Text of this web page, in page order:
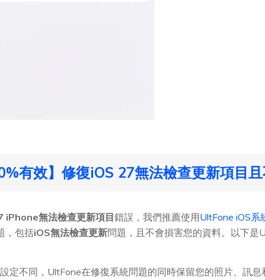
有效】修復iOS 27無法檢查更新項目
iPhone無法檢查更新項目錯誤，我們推薦使用UltFone iOS系
，包括iOS無法檢查更新問題，且不會損害您的資料。以下是
設定不同，UltFone在修復系統問題的同時保留您的照片、訊